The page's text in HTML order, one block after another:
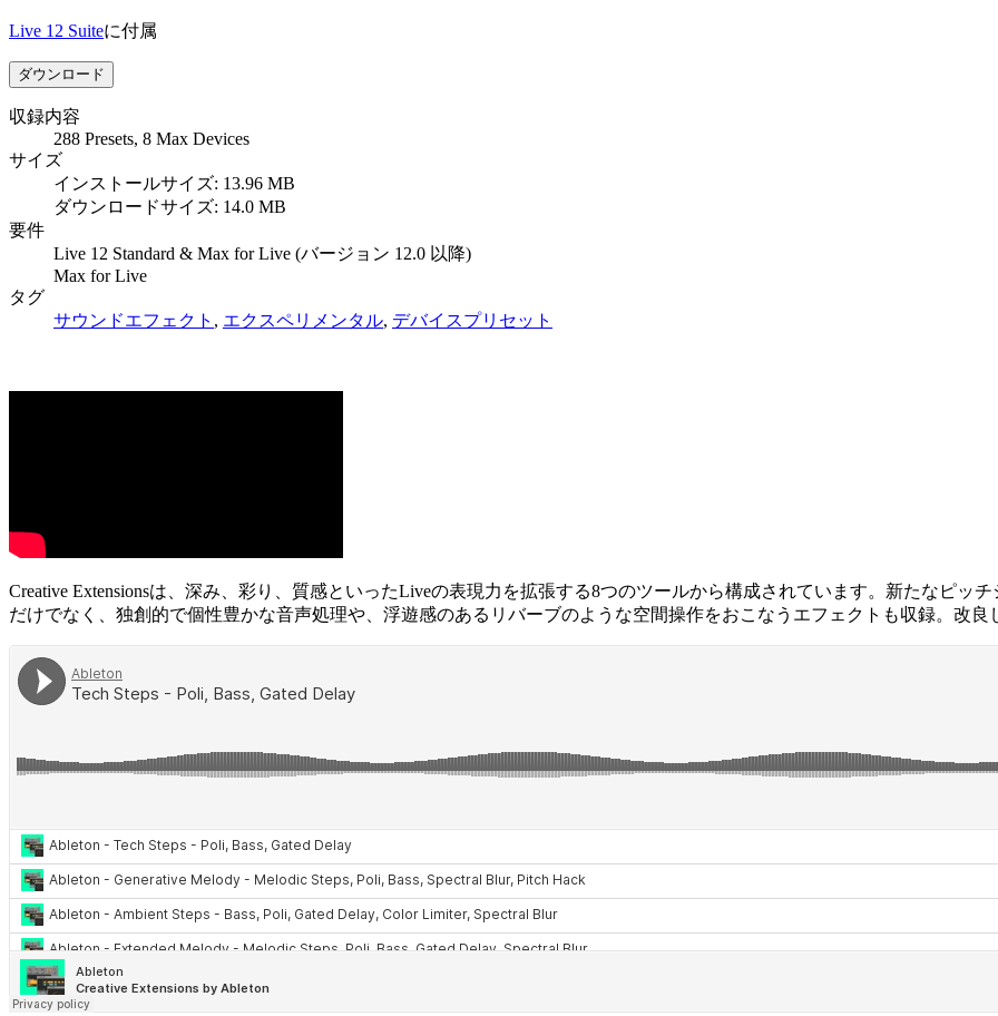
Live 12 Suiteに付属
ダウンロード
収録内容
288 Presets, 8 Max Devices
サイズ
インストールサイズ: 13.96 MB
ダウンロードサイズ: 14.0 MB
要件
Live 12 Standard & Max for Live (バージョン 12.0 以降)
Max for Live
タグ
サウンドエフェクト , エクスペリメンタル, デバイスプリセット
Creative Extensionsは、深み、彩り、質感といったLiveの表現力を拡張する8つのツールから構成されています。新たなピッ
だけでなく、独創的で個性豊かな音声処理や、浮遊感のあるリバーブのような空間操作をおこなうエフェクトも収録。改良